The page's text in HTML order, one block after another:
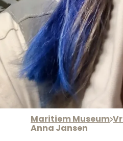
Maritiem Museum
Anna Jansen